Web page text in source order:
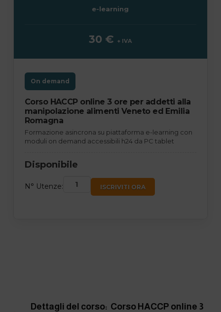
e-learning
30 € + IVA
On demand
Corso HACCP online 3 ore per addetti alla
manipolazione alimenti Veneto ed Emilia
Romagna
Formazione asincrona su piattaforma e-learning con
moduli on demand accessibili h24 da PC tablet
Disponibile
N° Utenze: ISCRIVITI ORA
Dettagli del corso: Corso HACCP online 3